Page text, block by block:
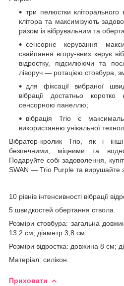
три пелюстки кліторального
клітора та максимізують
разом із вібрувальним та
сенсорне керування
свайпання вгору-вниз керує
відростку, підсилюючи та
ліворуч — ротацією стовбура,
для фіксації вибраної
вібрації достатньо
сенсорною панеллю;
вібрація Trio є
використанню унікальної
Вібратор-кролик Trio, як і
безпечними, міцними та
Подаруйте собі задоволення,
SWAN — Trio Purple та вирушайте
10 рівнів інтенсивності вібрації
5 швидкостей обертання ствола.
Розміри стовбура: загальна
13,2 см; діаметр 3,8 см.
Розміри відростка: довжина 8 см;
Матеріал: силікон.
Приховати